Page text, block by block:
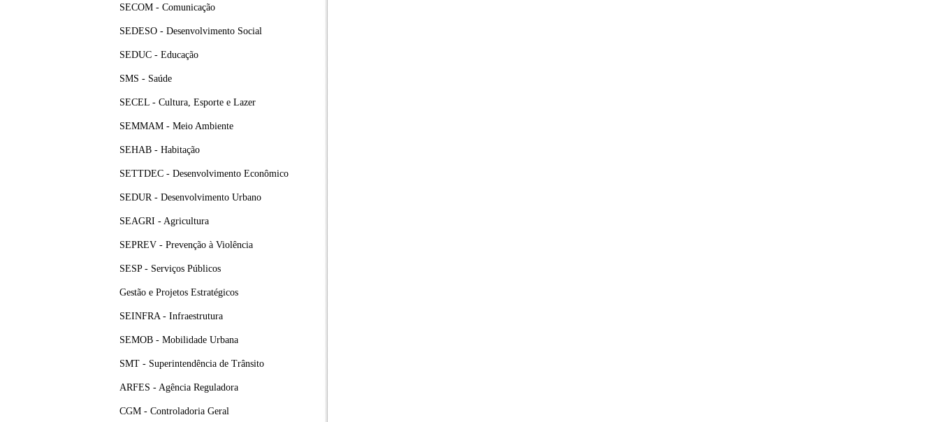
SECOM - Comunicação
SEDESO - Desenvolvimento Social
SEDUC - Educação
SMS - Saúde
SECEL - Cultura, Esporte e Lazer
SEMMAM - Meio Ambiente
SEHAB - Habitação
SETTDEC - Desenvolvimento Econômico
SEDUR - Desenvolvimento Urbano
SEAGRI - Agricultura
SEPREV - Prevenção à Violência
SESP - Serviços Públicos
Gestão e Projetos Estratégicos
SEINFRA - Infraestrutura
SEMOB - Mobilidade Urbana
SMT - Superintendência de Trânsito
ARFES - Agência Reguladora
CGM - Controladoria Geral